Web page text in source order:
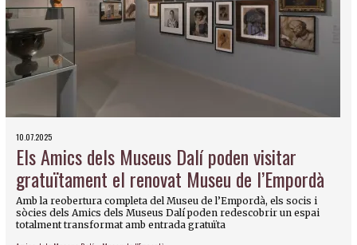
10.07.2025
Els Amics dels Museus Dalí poden visitar
gratuïtament el renovat Museu de l’Empordà
Amb la reobertura completa del Museu de l’Empordà, els socis i
sòcies dels Amics dels Museus Dalí poden redescobrir un espai
totalment transformat amb entrada gratuïta